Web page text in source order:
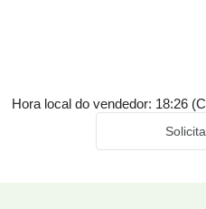
Hora local do vendedor: 18:26